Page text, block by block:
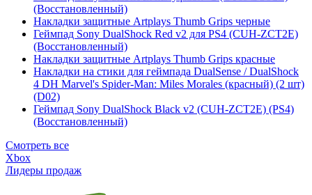
(Восстановленный)
Накладки защитные Artplays Thumb Grips черные
Геймпад Sony DualShock Red v2 для PS4 (CUH-ZCT2E)
(Восстановленный)
Накладки защитные Artplays Thumb Grips красные
Накладки на стики для геймпада DualSense / DualShock
4 DH Marvel's Spider-Man: Miles Morales (красный) (2 шт)
(D02)
Геймпад Sony DualShock Black v2 (CUH-ZCT2E) (PS4)
(Восстановленный)
Смотреть все
Xbox
Лидеры продаж